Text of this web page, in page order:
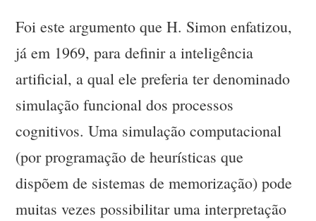
Foi este argumento que H. Simon enfatizou,
já em 1969, para definir a inteligência
artificial, a qual ele preferia ter denominado
simulação funcional dos processos
cognitivos. Uma simulação computacional
(por programação de heurísticas que
dispõem de sistemas de memorização) pode
muitas vezes possibilitar uma interpretação